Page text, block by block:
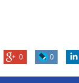
0 0